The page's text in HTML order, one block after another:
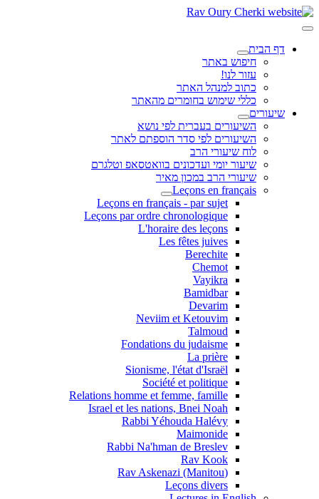
דף הבית
חיפוש באתר
עזור לנו!
כתוב למנהל האתר
כללי שימוש בחומרים מהאתר
שיעורים
השיעורים בעברית לפי נושא
השיעורים לפי סדר הוספתם לאתר
לוח שיעורי הרב
שיעור יומי ועדכונים בוואטסאפ וטלגרם
שיעורי הרב במכון מאיר
Leçons en français
Leçons en français - par sujet
Leçons par ordre chronologique
L'horaire des leçons
Les fêtes juives
Berechite
Chemot
Vayikra
Bamidbar
Devarim
Neviim et Ketouvim
Talmoud
Fondations du judaisme
La prière
Sionisme, l'état d'Israël
Société et politique
Relations homme et femme, famille
Israel et les nations, Bnei Noah
Rabbi Yéhouda Halévy
Maimonide
Rabbi Na'hman de Breslev
Rav Kook
(Rav Askenazi (Manitou
Leçons divers